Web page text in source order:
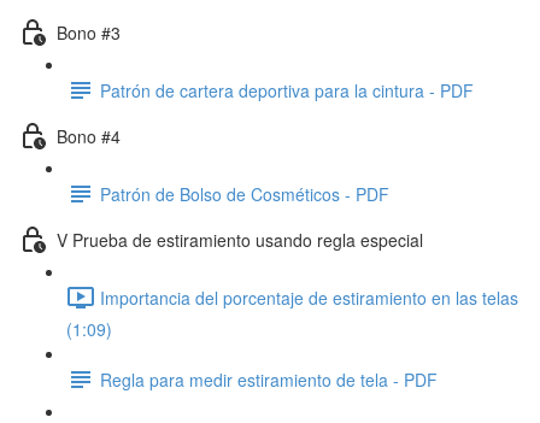
Bono #3
Patrón de cartera deportiva para la cintura - PDF
Bono #4
Patrón de Bolso de Cosméticos - PDF
V Prueba de estiramiento usando regla especial
Importancia del porcentaje de estiramiento en las telas
(1:09)
Regla para medir estiramiento de tela - PDF